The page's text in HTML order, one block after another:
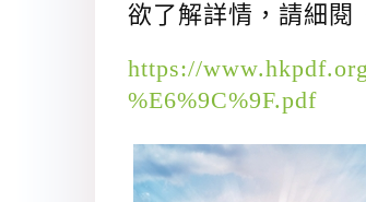
欲了解詳情，請細閱
https://
%E6%9C%9F.pdf